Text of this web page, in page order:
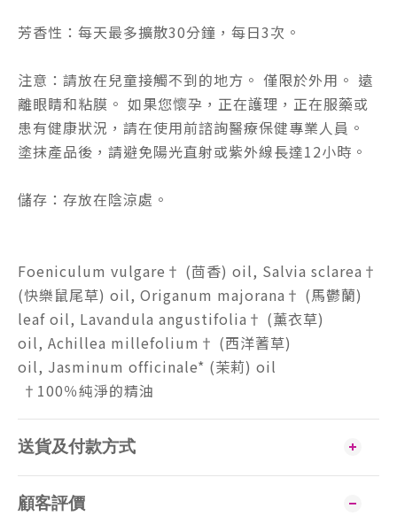
芳香性：每天最多擴散30分鐘，每日3次。
注意：請放在兒童接觸不到的地方。 僅限於外用。 遠
離眼睛和粘膜。 如果您懷孕，正在護理，正在服藥或
患有健康狀況，請在使用前諮詢醫療保健專業人員。
塗抹產品後，請避免陽光直射或紫外線長達12小時。
儲存：存放在陰涼處。
Foeniculum vulgare† (茴香) oil, Salvia sclarea†
(快樂鼠尾草) oil, Origanum majorana† (馬鬱蘭)
leaf oil, Lavandula angustifolia† (薰衣草)
oil, Achillea millefolium† (西洋蓍草)
oil, Jasminum officinale* (茉莉) oil
†100％純淨的精油
送貨及付款方式
顧客評價